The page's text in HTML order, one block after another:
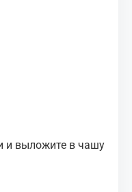
и выложите в чашу